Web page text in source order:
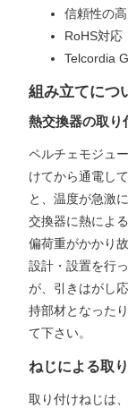
信頼性の
RoHS対応
Telcordia
組み立てにつ
熱交換器の取り
ペルチェモジュ
けてから通電し
と、温度が急激
交換器に熱によ
偏荷重がかかり
設計・設置を行
が、引きはがし
持部材となった
て下さい。
ねじによる取
取り付けねじは